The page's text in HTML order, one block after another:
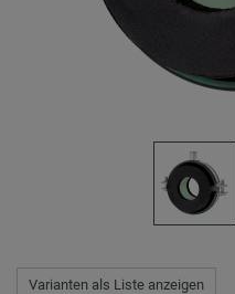
Varianten als Liste anzeigen